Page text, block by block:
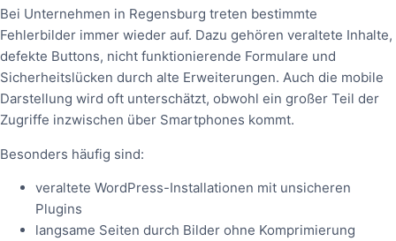
Bei Unternehmen in Regensburg treten bestimmte
Fehlerbilder immer wieder auf. Dazu gehören veraltete Inhalte,
defekte Buttons, nicht funktionierende Formulare und
Sicherheitslücken durch alte Erweiterungen. Auch die mobile
Darstellung wird oft unterschätzt, obwohl ein großer Teil der
Zugriffe inzwischen über Smartphones kommt.
Besonders häufig sind:
veraltete WordPress-Installationen mit unsicheren
Plugins
langsame Seiten durch Bilder ohne Komprimierung